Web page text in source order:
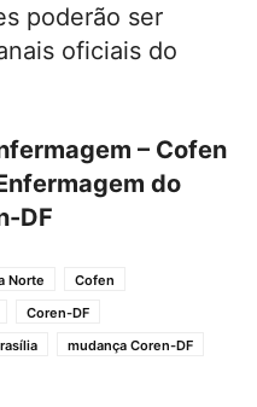
poderão ser
oficiais do
– Cofen
do
DF
Norte
Cofen
Coren-DF
mudança Coren-DF